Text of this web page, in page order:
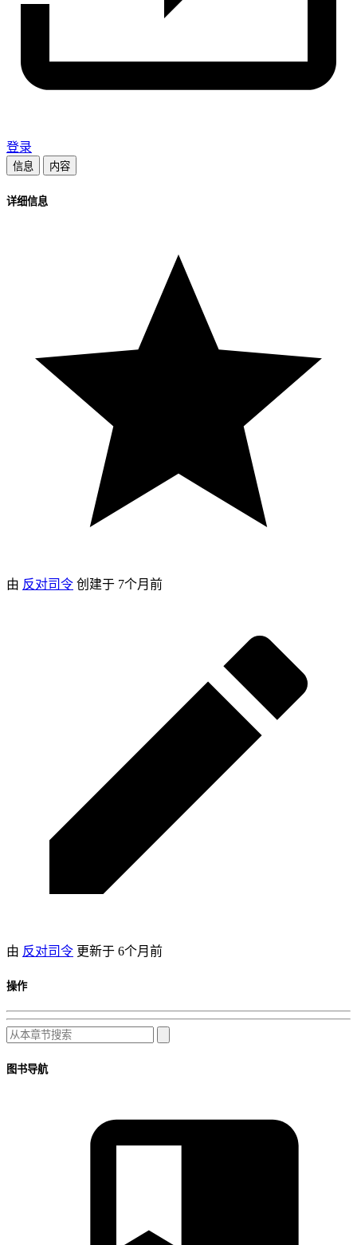
登录
信息 内容
详细信息
由 反对司令 创建于 7个月前
由 反对司令 更新于 6个月前
操作
图书导航